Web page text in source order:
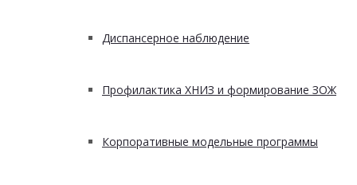
Диспансерное наблюдение
Профилактика ХНИЗ и формирование ЗОЖ
Корпоративные модельные программы